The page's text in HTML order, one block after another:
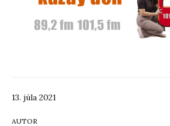
13. júla 2021
AUTOR